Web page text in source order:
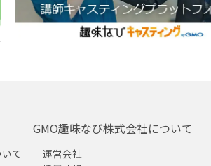
て
GMO趣味なび株式会社について
運営会社